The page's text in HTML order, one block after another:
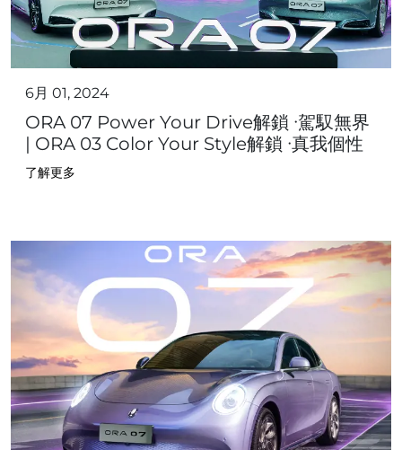
6月 01, 2024
ORA 07 Power Your Drive解鎖 ∙駕馭無界
| ORA 03 Color Your Style解鎖 ∙真我個性
了解更多